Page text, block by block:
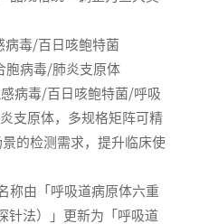
病毒/百日咳鲍特菌
胞病毒/肺炎支原体
病毒/百日咳鲍特菌/呼吸
支原体，多规格矩阵可精
的检测需求，提升临床使
称由「呼吸道病原体六重
针法）」更新为「呼吸道